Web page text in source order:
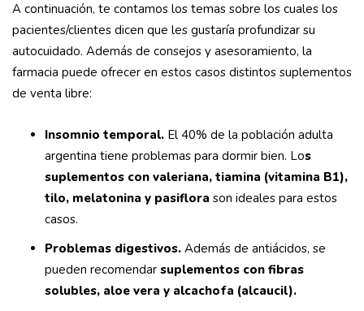
A continuación, te contamos los temas sobre los cuales los
pacientes/clientes dicen que les gustaría profundizar su
autocuidado. Además de consejos y asesoramiento, la
farmacia puede ofrecer en estos casos distintos suplementos
de venta libre:
Insomnio temporal. El 40% de la población adulta
argentina tiene problemas para dormir bien. Los
suplementos con valeriana, tiamina (vitamina B1),
tilo, melatonina y pasiflora son ideales para estos
casos.
Problemas digestivos. Además de antiácidos, se
pueden recomendar suplementos con fibras
solubles, aloe vera y alcachofa (alcaucil).